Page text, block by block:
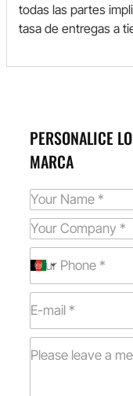
todas las partes
tasa de entregas a
PERSONALICE
MARCA